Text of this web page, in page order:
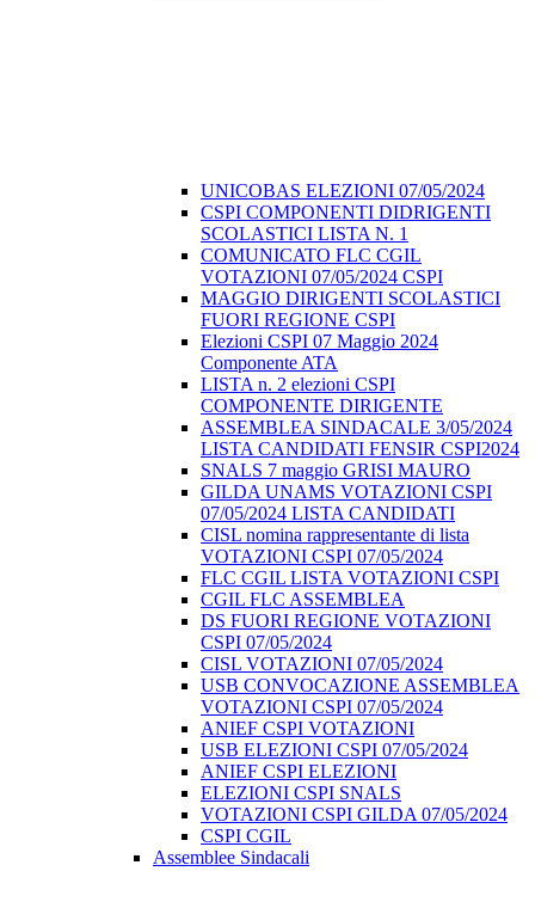
UNICOBAS ELEZIONI 07/05/2024
CSPI COMPONENTI DIDRIGENTI
SCOLASTICI LISTA N. 1
COMUNICATO FLC CGIL
VOTAZIONI 07/05/2024 CSPI
MAGGIO DIRIGENTI SCOLASTICI
FUORI REGIONE CSPI
Elezioni CSPI 07 Maggio 2024
Componente ATA
LISTA n. 2 elezioni CSPI
COMPONENTE DIRIGENTE
ASSEMBLEA SINDACALE 3/05/2024
LISTA CANDIDATI FENSIR CSPI2024
SNALS 7 maggio GRISI MAURO
GILDA UNAMS VOTAZIONI CSPI
07/05/2024 LISTA CANDIDATI
CISL nomina rappresentante di lista
VOTAZIONI CSPI 07/05/2024
FLC CGIL LISTA VOTAZIONI CSPI
CGIL FLC ASSEMBLEA
DS FUORI REGIONE VOTAZIONI
CSPI 07/05/2024
CISL VOTAZIONI 07/05/2024
USB CONVOCAZIONE ASSEMBLEA
VOTAZIONI CSPI 07/05/2024
ANIEF CSPI VOTAZIONI
USB ELEZIONI CSPI 07/05/2024
ANIEF CSPI ELEZIONI
ELEZIONI CSPI SNALS
VOTAZIONI CSPI GILDA 07/05/2024
CSPI CGIL
Assemblee Sindacali